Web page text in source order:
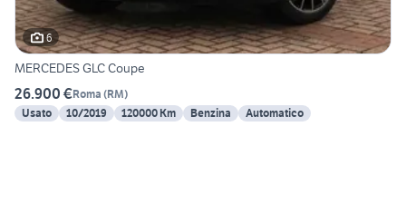
6
MERCEDES GLC Coupe
26.900 €Roma (RM)
Usato
10/2019 120000 Km Benzina Automatico